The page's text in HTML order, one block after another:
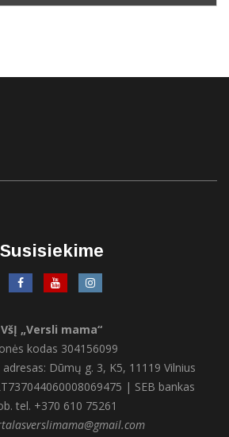
Susisiekime
VšĮ „Versli mama“
kodas 304156099
Dūmų g. 3, K5, 11119 Vilnius
| SEB bankas
tel. +370 610 75261